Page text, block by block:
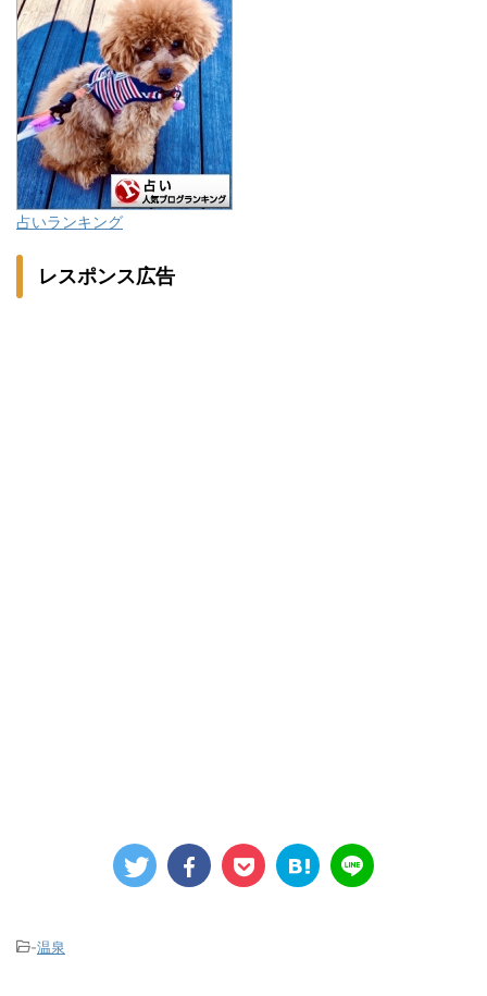
占いランキング
レスポンス広告
-温泉